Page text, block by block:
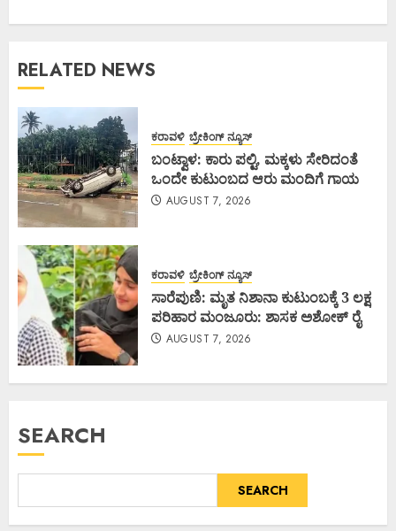
RELATED NEWS
ಕರಾವಳಿ ಬ್ರೇಕಿಂಗ್ ನ್ಯೂಸ್
ಬಂಟ್ವಾಳ: ಕಾರು ಪಲ್ಟಿ, ಮಕ್ಕಳು ಸೇರಿದಂತೆ
ಒಂದೇ ಕುಟುಂಬದ ಆರು ಮಂದಿಗೆ ಗಾಯ
AUGUST 7, 2026
ಕರಾವಳಿ ಬ್ರೇಕಿಂಗ್ ನ್ಯೂಸ್
ಸಾರೆಪುಣಿ: ಮೃತ ನಿಶಾನಾ ಕುಟುಂಬಕ್ಕೆ 3 ಲಕ್ಷ
ಪರಿಹಾರ ಮಂಜೂರು: ಶಾಸಕ ಅಶೋಕ್ ರೈ
AUGUST 7, 2026
SEARCH
SEARCH